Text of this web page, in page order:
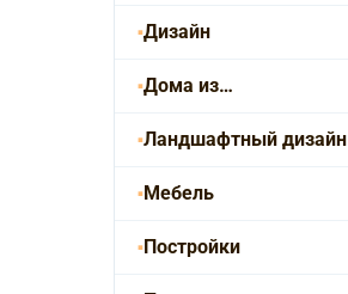
Дизайн
Дома из…
Ландшафтный дизайн
Мебель
Постройки